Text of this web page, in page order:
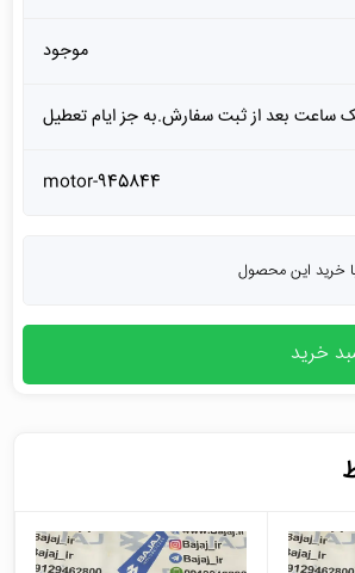
موجود
ساعت بعد از ثبت سفارش.به جز ایام تعطیل
motor-945844
خرید این محصول
خرید